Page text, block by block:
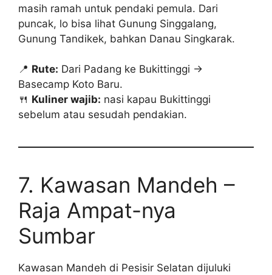
masih ramah untuk pendaki pemula. Dari
puncak, lo bisa lihat Gunung Singgalang,
Gunung Tandikek, bahkan Danau Singkarak.
📍 Rute: Dari Padang ke Bukittinggi →
Basecamp Koto Baru.
🍴 Kuliner wajib: nasi kapau Bukittinggi
sebelum atau sesudah pendakian.
7. Kawasan Mandeh –
Raja Ampat-nya
Sumbar
Kawasan Mandeh di Pesisir Selatan dijuluki